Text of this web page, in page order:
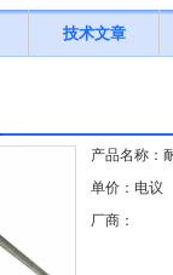
技术文章
产品名称：
单价：电议
厂商：